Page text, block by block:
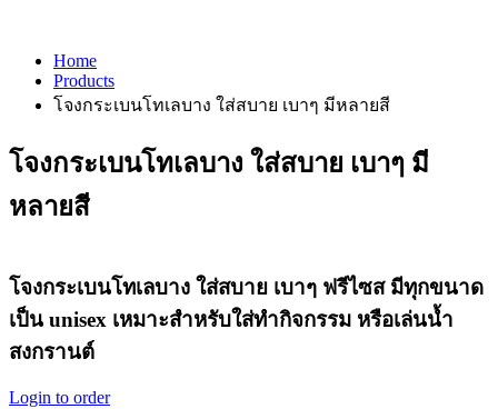
Home
Products
โจงกระเบนโทเลบาง ใส่สบาย เบาๆ มีหลายสี
โจงกระเบนโทเลบาง ใส่สบาย เบาๆ มี
หลายสี
โจงกระเบนโทเลบาง ใส่สบาย เบาๆ ฟรีไซส มีทุกขนาด
เป็น unisex เหมาะสำหรับใส่ทำกิจกรรม หรือเล่นน้ำ
สงกรานต์
Login to order